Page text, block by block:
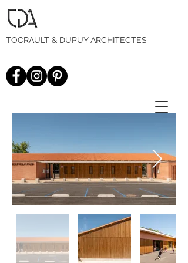
TOCRAULT & DUPUY ARCHITECTES